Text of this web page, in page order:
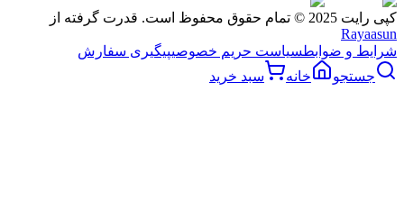
کپی رایت 2025 © تمام حقوق محفوظ است. قدرت گرفته از
Rayaasun
شرایط و ضوابطسیاست حریم خصوصیپیگیری سفارش
جستجو
خانه سبد خرید